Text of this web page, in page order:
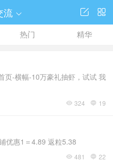
流  

热门 精华
页-横幅-10万豪礼抽虾，试试 我
 324  19
优惠1＝4.89 返粒5.38
 481  22